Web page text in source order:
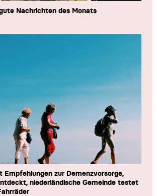
Nachrichten des Monats
Empfehlungen zur Demenzvorsorge,
niederländische Gemeinde testet